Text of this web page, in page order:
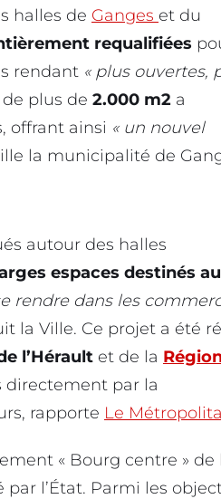
halles de Ganges et du
requalifiées
rendant « plus ouvertes,
de plus de 2.000 m2 a
offrant ainsi « un nouvel
la municipalité de
autour des halles
espaces destinés
rendre dans les
la Ville. Ce projet a été
l’Hérault et de la
directement par la
rapporte Le
« Bourg centre » de
l’État. Parmi les